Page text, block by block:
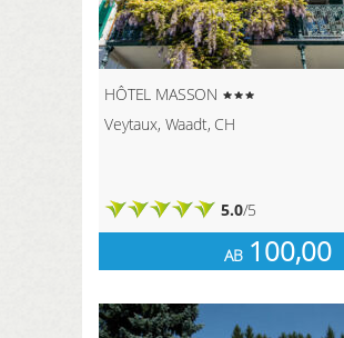
HÔTEL MASSON
Veytaux, Waadt, CH
5.0/5
AB100,00